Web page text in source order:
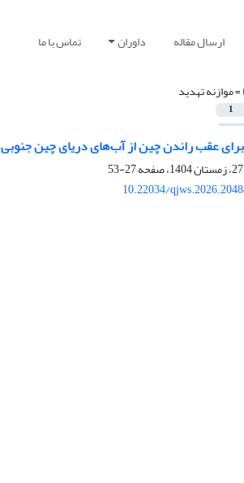
ارسال مقاله داوران تماس با ما
=موازنه تهدید
1
عقب راندن چین از آب‌های دریای چین جنوبی
27-53
10.22034/